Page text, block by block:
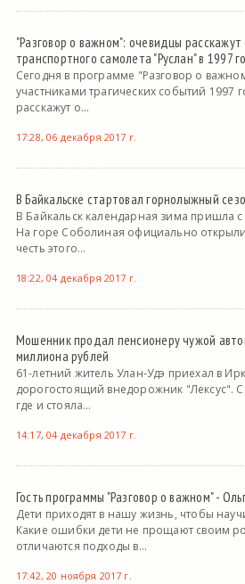
"Разговор о важном": очевидцы
транспортного самолета "Руслан" в 1997
Сегодня в программе "Разговор о
участниками трагических событий 1997
расскажут о...
17:28, 06 декабря 2017 г.
В Байкальске стартовал горнолыжный
В Байкальск календарная зима пришла
На горе Соболиная официально
честь этого...
18:22, 04 декабря 2017 г.
Мошенник продал пенсионеру чужой
миллиона рублей
61-летний житель Улан-Удэ приехал в
дорогостоящий внедорожник "Лексус".
где и стояла...
14:17, 04 декабря 2017 г.
Гость программы "Разговор о важном" -
Дети приходят в нашу жизнь, чтобы
Какие ошибки дети не прощают своим
отличаются подходы в...
17:42, 20 ноября 2017 г.